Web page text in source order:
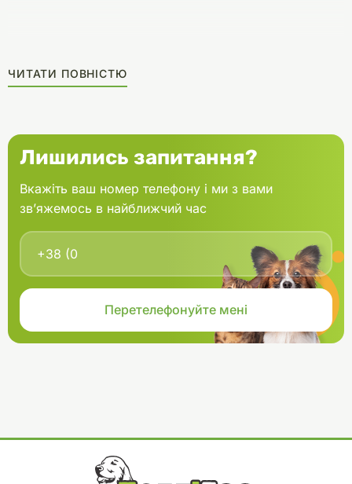
ЧИТАТИ ПОВНІСТЮ
Лишились запитання?
Вкажіть ваш номер телефону і ми з вами
зв’яжемось в найближчий час